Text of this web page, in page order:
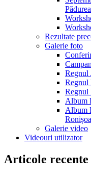
Rezultate
Galerie foto
Regnul
Regnul
Regnul
Album
Album
Galerie video
Videouri utilizator
Articole recente